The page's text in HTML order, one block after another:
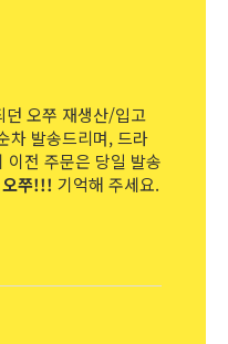
던 오쭈 재생산/입고
차 발송드리며, 드라
이전 주문은 당일 발송
쭈!!! 기억해 주세요.